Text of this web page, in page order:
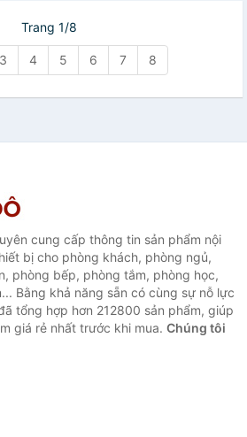
Trang 1/8
3 4 5 6 7 8
cung cấp thông tin sản phẩm nội
bị cho phòng khách, phòng ngủ,
phòng bếp, phòng tắm, phòng học,
Bằng khả năng sẵn có cùng sự nỗ lực
tổng hợp hơn 212800 sản phẩm, giúp
giá rẻ nhất trước khi mua. Chúng tôi